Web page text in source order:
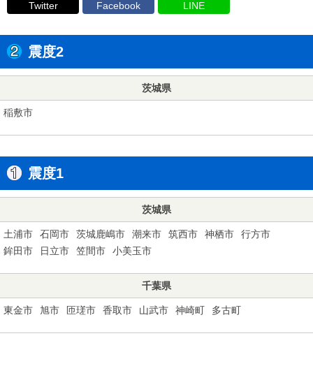
Twitter Facebook LINE
震度2
茨城県
稲敷市
震度1
茨城県
土浦市 石岡市 茨城鹿嶋市 潮来市 筑西市 神栖市
行方市
鉾田市
日立市 笠間市 小美玉市
千葉県
東金市 旭市 匝瑳市 香取市 山武市 神崎町 多古町